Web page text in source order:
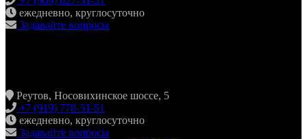
ежедневно, круглосуточно
Задавайте вопросы
Реутов, Носовихинское шоссе, 5
+7 (919) 778-51-51
ежедневно, круглосуточно
Задавайте вопросы